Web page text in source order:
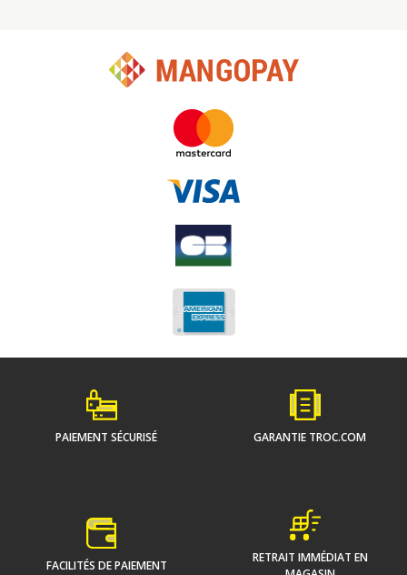
PAIEMENT SÉCURISÉ GARANTIE TROC.COM
FACILITÉS DE PAIEMENT
RETRAIT IMMÉDIAT EN